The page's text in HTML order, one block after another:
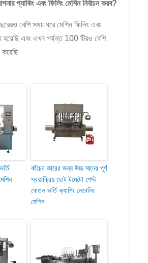
প্যাকিং এবং ফিলিং মেশিন নির্বাচন করব?
বেশি সময় ধরে মেশিন ফিলিং এবং
হয়েছি এবং এখন পর্যন্ত 100 টিরও বেশি
করেছি
কাঁচের জারের জন্য উচ্চ মানের পূর্ণ
স্বয়ংক্রিয় ছোট টমেটো পেস্ট
বোতল ভর্তি ক্যাপিং লেবেলিং
মেশিন